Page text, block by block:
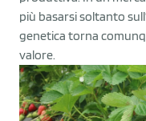
più basarsi soltanto
genetica torna
valore.